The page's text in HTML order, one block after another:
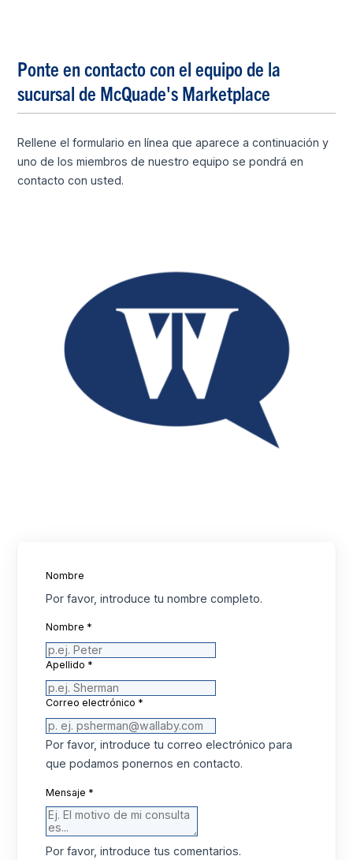
Ponte en contacto con el equipo de la
sucursal de McQuade's Marketplace
Rellene el formulario en línea que aparece a continuación y
uno de los miembros de nuestro equipo se pondrá en
contacto con usted.
Nombre
Por favor, introduce tu nombre completo.
Nombre *
Apellido *
Correo electrónico *
Por favor, introduce tu correo electrónico para
que podamos ponernos en contacto.
Mensaje *
Por favor, introduce tus comentarios.